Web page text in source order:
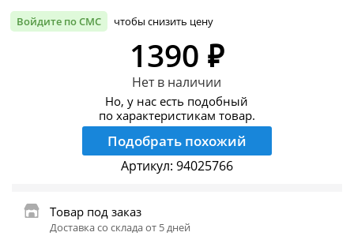
Войдите по СМС чтобы снизить цену
1390 ₽
Нет в наличии
Но, у нас есть подобный
по характеристикам товар.
Подобрать похожий
Артикул: 94025766
Товар под заказ
Доставка со склада от 5 дней